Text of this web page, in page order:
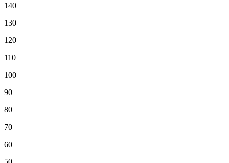
140
130
120
110
100
90
80
70
60